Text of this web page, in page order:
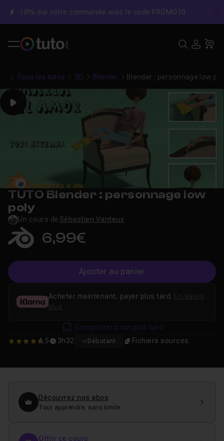
-10% sur votre commande avec le code PROMO10
Tous les tutos 3D Blender Blender : personnage low
Play
TUTO Blender : personnage low
poly
Un cours de Sébastien Vanteux
6,99€
Ajouter au panier
4.5 4,5 3h32 Débutant Fichiers sources
Acheter maintenant, payer plus tard.
plus
Enregistrer pour plus tard
Découvrez nos abos
Tout apprendre, sans limite
Offrir ce cours